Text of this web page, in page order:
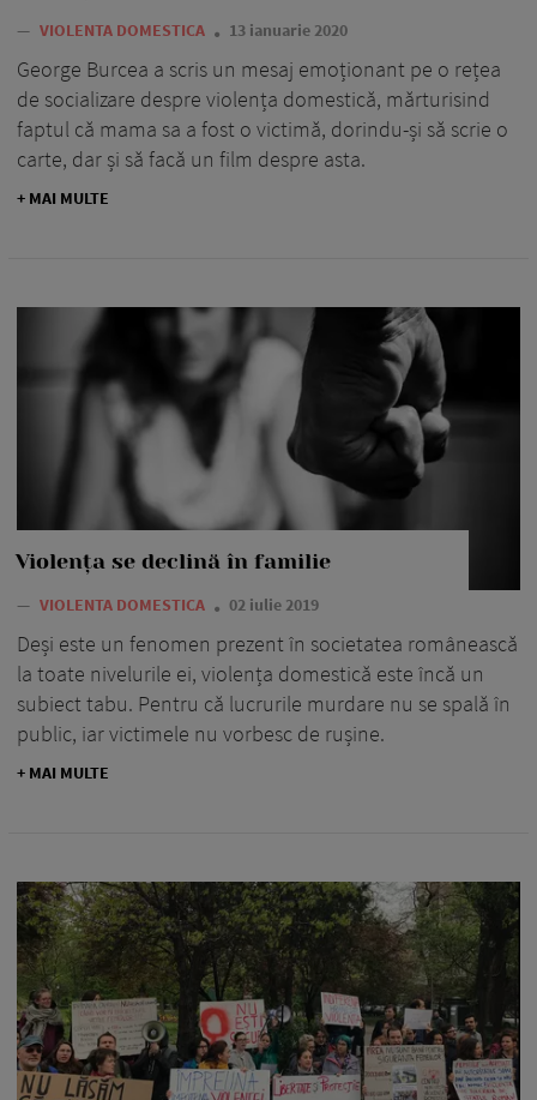
— VIOLENTA DOMESTICA 13 ianuarie 2020
George Burcea a scris un mesaj emoționant pe o rețea
de socializare despre violența domestică, mărturisind
faptul că mama sa a fost o victimă, dorindu-și să scrie o
carte, dar și să facă un film despre asta.
+ MAI MULTE
Violența se declină în familie
— VIOLENTA DOMESTICA 02 iulie 2019
Deși este un fenomen prezent în societatea românească
la toate nivelurile ei, violența domestică este încă un
subiect tabu. Pentru că lucrurile murdare nu se spală în
public, iar victimele nu vorbesc de rușine.
+ MAI MULTE